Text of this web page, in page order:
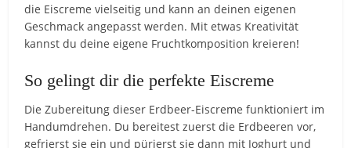
die Eiscreme vielseitig und kann an deinen eigenen
Geschmack angepasst werden. Mit etwas Kreativität
kannst du deine eigene Fruchtkomposition kreieren!
So gelingt dir die perfekte Eiscreme
Die Zubereitung dieser Erdbeer-Eiscreme funktioniert im
Handumdrehen. Du bereitest zuerst die Erdbeeren vor,
gefrierst sie ein und pürierst sie dann mit Joghurt und